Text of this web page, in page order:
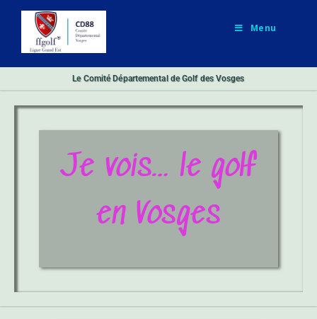
Menu
Le Comité Départemental de Golf des Vosges
Je vois… le golf
en Vosges